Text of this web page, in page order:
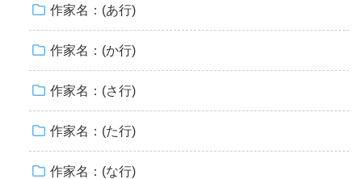
作家名：(あ行)
作家名：(か行)
作家名：(さ行)
作家名：(た行)
作家名：(な行)